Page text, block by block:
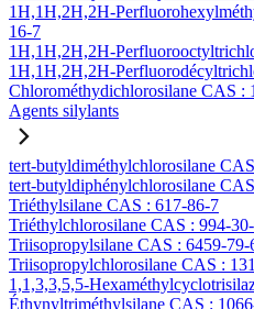
1H,1H,2H,2H-
16-7
1H,1H,2H,2H-
1H,1H,2H,2H-
Chlorométhydichlorosilane CAS :
Agents silylants
tert-butyldiméthylchlorosilane
tert-butyldiphénylchlorosilane
Triéthylsilane CAS : 617-86-7
Triéthylchlorosilane CAS : 994-
Triisopropylsilane CAS : 6459-79-
Triisopropylchlorosilane CAS :
1,1,3,3,5,5-
Éthynyltriméthylsilane CAS :